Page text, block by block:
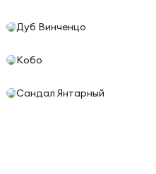
Дуб Винченцо
Кобо
Сандал Янтарный